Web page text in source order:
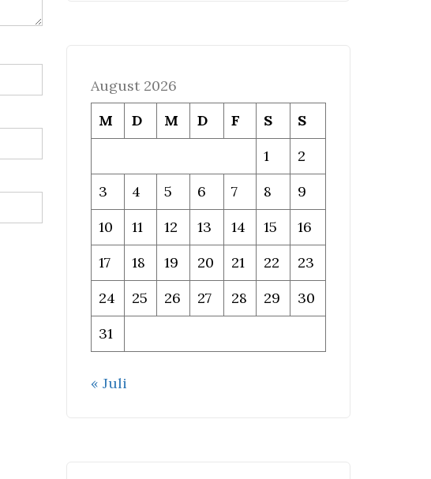
August 2026
M
D M D F S
S
1
2
3
4 5 6 7 8
9
10
11 12 13 14 15
16
17
18 19 20 21 22
23
24
25 26 27 28 29
30
31
« Juli